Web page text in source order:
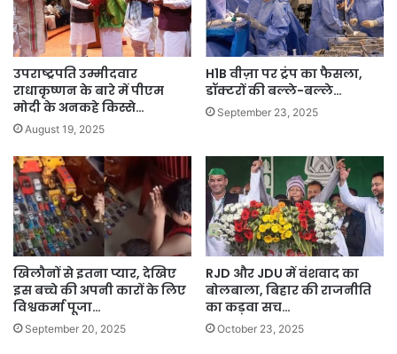
उपराष्ट्रपति उम्मीदवार
राधाकृष्णन के बारे में पीएम
मोदी के अनकहे किस्से…
August 19, 2025
H1B वीज़ा पर ट्रंप का फैसला,
डॉक्टरों की बल्ले-बल्ले…
September 23, 2025
खिलौनों से इतना प्यार, देखिए
इस बच्चे की अपनी कारों के लिए
विश्वकर्मा पूजा…
September 20, 2025
RJD और JDU में वंशवाद का
बोलबाला, बिहार की राजनीति
का कड़वा सच…
October 23, 2025